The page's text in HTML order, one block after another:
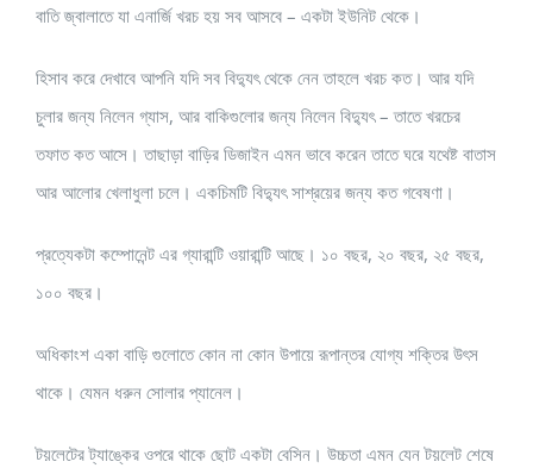
বাতি জ্বালাতে যা এনার্জি খরচ হয় সব আসবে – একটা ইউনিট থেকে।
হিসাব করে দেখাবে আপনি যদি সব বিদ্যুৎ থেকে নেন তাহলে খরচ কত। আর যদি
চুলার জন্য নিলেন গ্যাস, আর বাকিগুলোর জন্য নিলেন বিদ্যুৎ – তাতে খরচের
তফাত কত আসে। তাছাড়া বাড়ির ডিজাইন এমন ভাবে করেন তাতে ঘরে যথেষ্ট বাতাস
আর আলোর খেলাধুলা চলে। একচিমটি বিদ্যুৎ সাশ্রয়ের জন্য কত গবেষণা।
প্রত্যেকটা কম্পোনেন্ট এর গ্যারান্টি ওয়ারান্টি আছে। ১০ বছর, ২০ বছর, ২৫ বছর,
১০০ বছর।
অধিকাংশ একা বাড়ি গুলোতে কোন না কোন উপায়ে রূপান্তর যোগ্য শক্তির উৎস
থাকে। যেমন ধরুন সোলার প্যানেল।
টয়লেটের ট্যাঙ্কের ওপরে থাকে ছোট একটা বেসিন। উচ্চতা এমন যেন টয়লেট শেষে